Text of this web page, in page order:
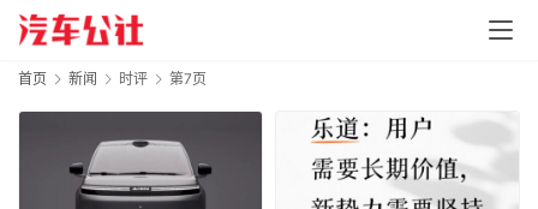
首页 新闻 时评 第7页